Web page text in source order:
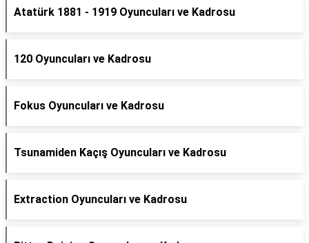
Atatürk 1881 - 1919 Oyuncuları ve Kadrosu
120 Oyuncuları ve Kadrosu
Fokus Oyuncuları ve Kadrosu
Tsunamiden Kaçış Oyuncuları ve Kadrosu
Extraction Oyuncuları ve Kadrosu